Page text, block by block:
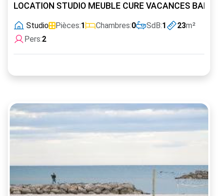
LOCATION STUDIO MEUBLE CURE VACANCES
Studio Pièces:1 Chambres:0 SdB:1 23m²
Pers:2